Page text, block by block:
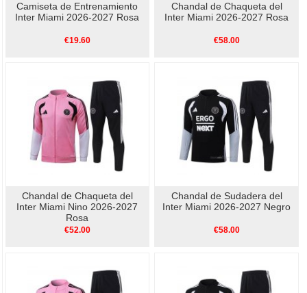
Camiseta de Entrenamiento
Inter Miami 2026-2027 Rosa
€19.60
Chandal de Chaqueta del
Inter Miami 2026-2027 Rosa
€58.00
Chandal de Chaqueta del
Inter Miami Nino 2026-2027
Rosa
€52.00
Chandal de Sudadera del
Inter Miami 2026-2027 Negro
€58.00